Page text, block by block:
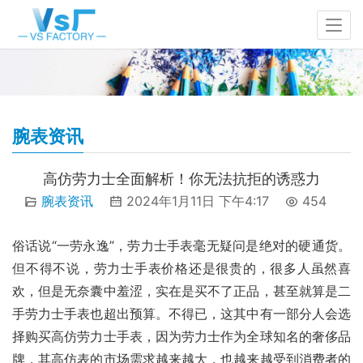
腕表资讯
高仿劳力士全面解析！你无法抗拒的诱惑力
腕表资讯 2024年1月11日 下午4:17 454
俗话说“一劳永逸”，劳力士手表毫无疑问是绝对的硬通货。
但不得不说，劳力士手表价格还是很贵的，很多人虽然喜
欢，但是无奈囊中羞涩，实在是买不了正品，甚至就算是二
手劳力士手表也超出预算。不得已，这其中有一部分人会选
择购买高仿劳力士手表，因为劳力士作为全球知名的奢侈品
牌，其高仿表的市场需求越来越大，也越来越受到消费者的